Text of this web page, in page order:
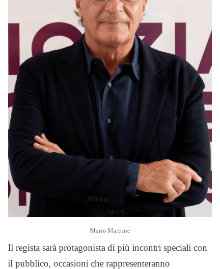
Mario Martone
Il regista sarà protagonista di più incontri speciali con
il pubblico, occasioni che rappresenteranno